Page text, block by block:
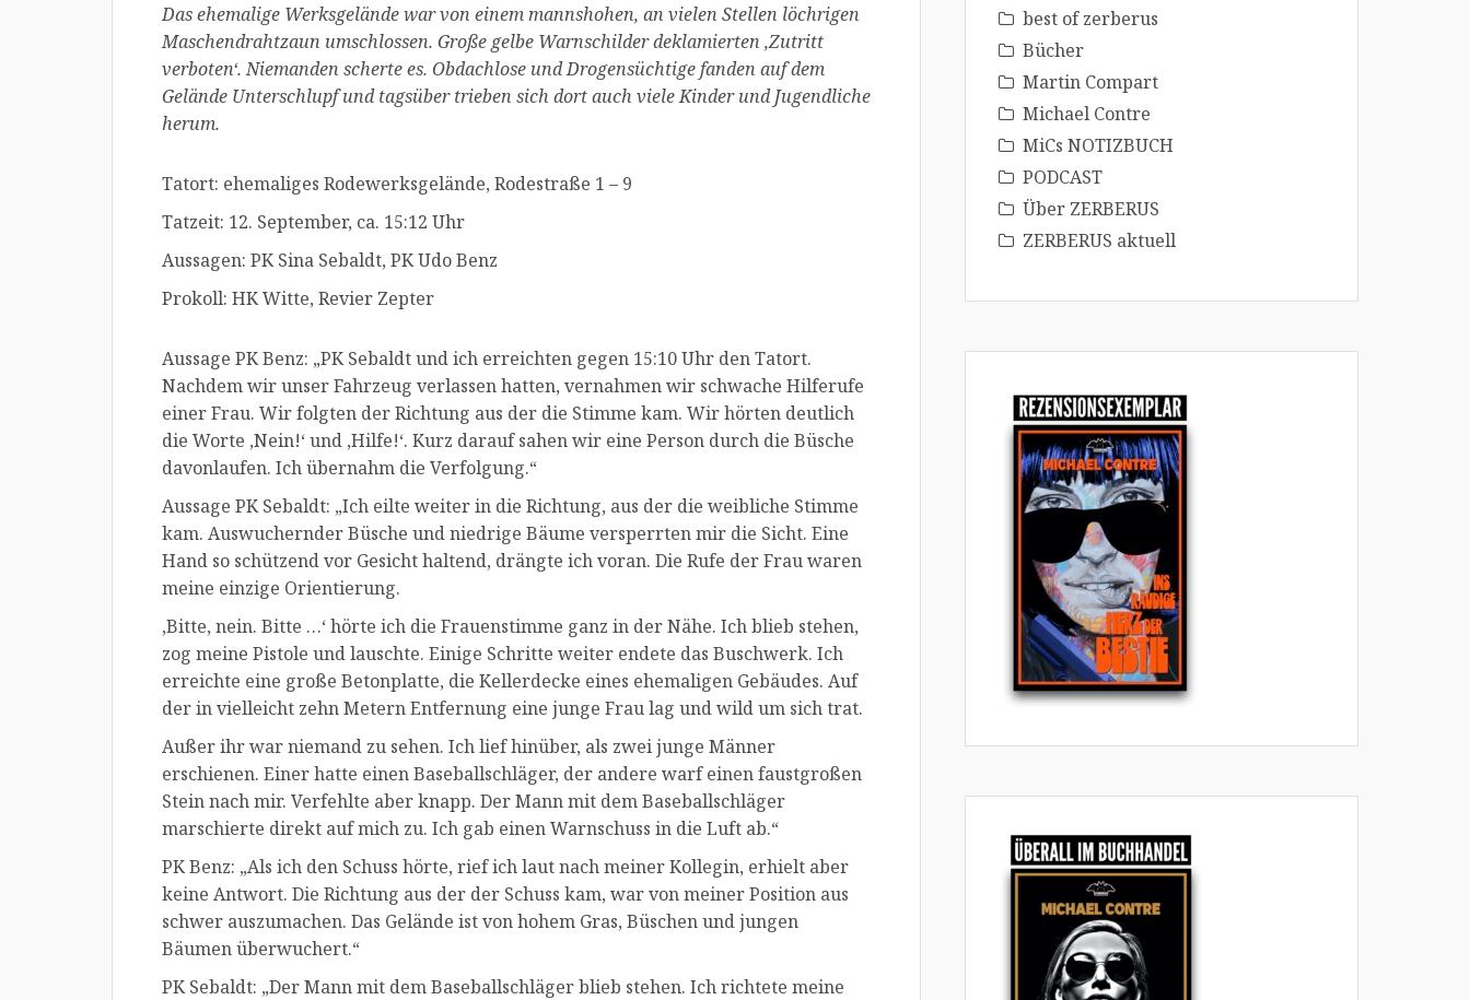
Das ehemalige Werksgelände war von einem mannshohen, an vielen Stellen löchrigen
Maschendrahtzaun umschlossen. Große gelbe Warnschilder deklamierten ,Zutritt
verboten‘. Niemanden scherte es. Obdachlose und Drogensüchtige fanden auf dem
Gelände Unterschlupf und tagsüber trieben sich dort auch viele Kinder und Jugendliche
herum.
Tatort: ehemaliges Rodewerksgelände, Rodestraße 1 – 9
Tatzeit: 12. September, ca. 15:12 Uhr
Aussagen: PK Sina Sebaldt, PK Udo Benz
Prokoll: HK Witte, Revier Zepter
Aussage PK Benz: „PK Sebaldt und ich erreichten gegen 15:10 Uhr den Tatort.
Nachdem wir unser Fahrzeug verlassen hatten, vernahmen wir schwache Hilferufe
einer Frau. Wir folgten der Richtung aus der die Stimme kam. Wir hörten deutlich
die Worte ,Nein!‘ und ,Hilfe!‘. Kurz darauf sahen wir eine Person durch die Büsche
davonlaufen. Ich übernahm die Verfolgung.“
Aussage PK Sebaldt: „Ich eilte weiter in die Richtung, aus der die weibliche Stimme
kam. Auswuchernder Büsche und niedrige Bäume versperrten mir die Sicht. Eine
Hand so schützend vor Gesicht haltend, drängte ich voran. Die Rufe der Frau waren
meine einzige Orientierung.
,Bitte, nein. Bitte …‘ hörte ich die Frauenstimme ganz in der Nähe. Ich blieb stehen,
zog meine Pistole und lauschte. Einige Schritte weiter endete das Buschwerk. Ich
erreichte eine große Betonplatte, die Kellerdecke eines ehemaligen Gebäudes. Auf
der in vielleicht zehn Metern Entfernung eine junge Frau lag und wild um sich trat.
Außer ihr war niemand zu sehen. Ich lief hinüber, als zwei junge Männer
erschienen. Einer hatte einen Baseballschläger, der andere warf einen faustgroßen
Stein nach mir. Verfehlte aber knapp. Der Mann mit dem Baseballschläger
marschierte direkt auf mich zu. Ich gab einen Warnschuss in die Luft ab.“
PK Benz: „Als ich den Schuss hörte, rief ich laut nach meiner Kollegin, erhielt aber
keine Antwort. Die Richtung aus der der Schuss kam, war von meiner Position aus
schwer auszumachen. Das Gelände ist von hohem Gras, Büschen und jungen
Bäumen überwuchert.“
PK Sebaldt: „Der Mann mit dem Baseballschläger blieb stehen. Ich richtete meine
best of zerberus
Bücher
Martin Compart
Michael Contre
MiCs NOTIZBUCH
PODCAST
Über ZERBERUS
ZERBERUS aktuell